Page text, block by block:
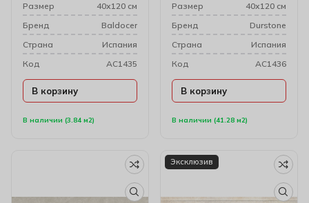
В наличии (3.84 м2)
Размер
40х120 см
Бренд
Baldocer
Cтрана
Испания
Код
AC1435
В корзину
В наличии (41.28 м2)
Размер
40х120 см
Бренд
Durstone
Cтрана
Испания
Код
AC1436
В корзину
Эксклюзив